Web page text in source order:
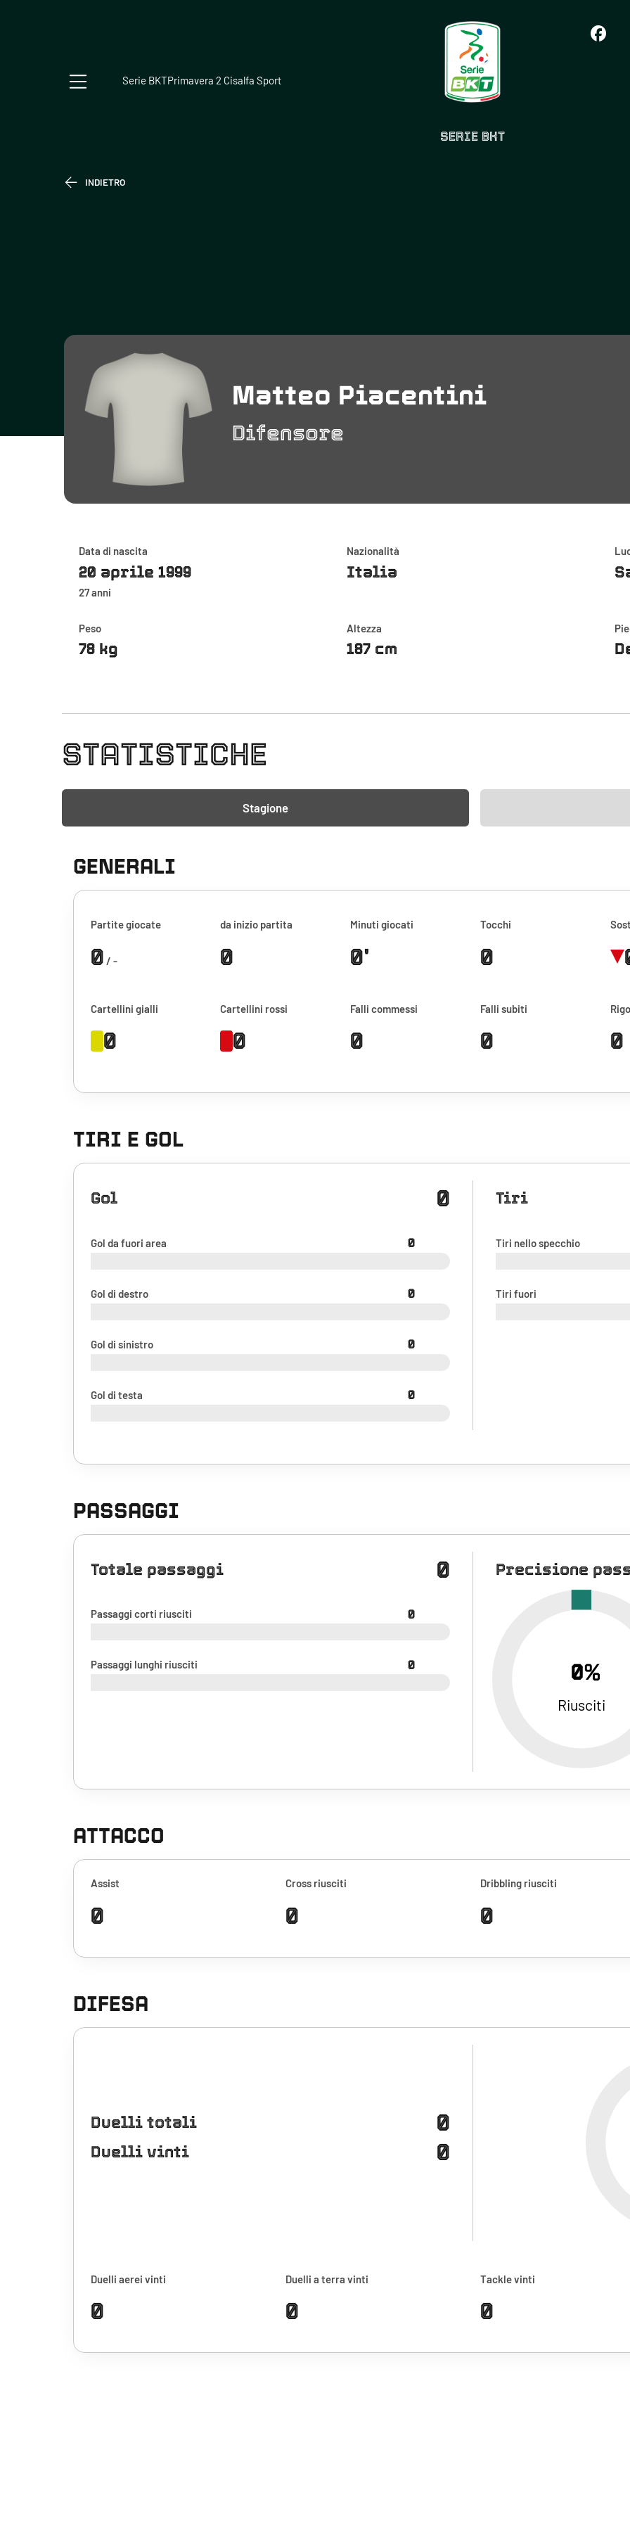
SERIE BKT
Serie BKTPrimavera 2 Cisalfa Sport
INDIETRO
Matteo Piacentini
Difensore
Data di nascita
20 aprile 1999
27 anni
Nazionalità
Italia
Peso
78 kg
Altezza
187 cm
STATISTICHE
Stagione
GENERALI
Partite giocate
0 / -
da inizio partita
0
Minuti giocati
0'
Tocchi
0
Cartellini gialli
0
Cartellini rossi
0
Falli commessi
0
Falli subiti
0 0
TIRI E GOL
Gol 0
Gol da fuori area 0
Gol di destro 0
Gol di sinistro 0
Gol di testa 0
Tiri
Tiri nello specchio
Tiri fuori
PASSAGGI
Totale passaggi 0
Passaggi corti riusciti 0
Passaggi lunghi riusciti 0
Precisione
0%
Riusciti
ATTACCO
Assist
0
Cross riusciti
0
Dribbling riusciti
0
DIFESA
Duelli totali 0
Duelli vinti 0
Duelli aerei vinti
0
Duelli a terra vinti
0
Tackle vinti
0